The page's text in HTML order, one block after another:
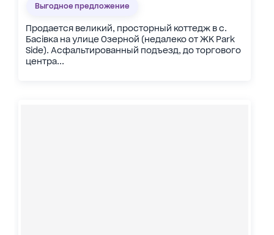
Выгодное предложение
Продается великий, просторный коттедж в с.
Басівка на улице Озерной (недалеко от ЖК Park
Side). Асфальтированный подъезд, до торгового
центра...